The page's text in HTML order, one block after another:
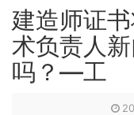
建造师证
术负责人
吗？—工